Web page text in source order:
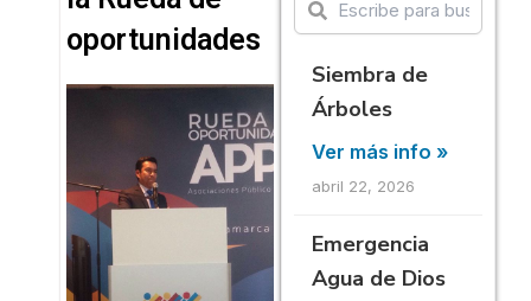
oportunidades
Siembra de
Árboles
Ver más info »
abril 22, 2026
Emergencia
Agua de Dios